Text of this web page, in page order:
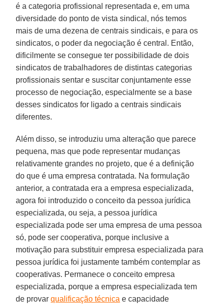
é a categoria profissional representada e, em uma
diversidade do ponto de vista sindical, nós temos
mais de uma dezena de centrais sindicais, e para os
sindicatos, o poder da negociação é central. Então,
dificilmente se consegue ter possibilidade de dois
sindicatos de trabalhadores de distintas categorias
profissionais sentar e suscitar conjuntamente esse
processo de negociação, especialmente se a base
desses sindicatos for ligado a centrais sindicais
diferentes.
Além disso, se introduziu uma alteração que parece
pequena, mas que pode representar mudanças
relativamente grandes no projeto, que é a definição
do que é uma empresa contratada. Na formulação
anterior, a contratada era a empresa especializada,
agora foi introduzido o conceito da pessoa jurídica
especializada, ou seja, a pessoa jurídica
especializada pode ser uma empresa de uma pessoa
só, pode ser cooperativa, porque inclusive a
motivação para substituir empresa especializada para
pessoa jurídica foi justamente também contemplar as
cooperativas. Permanece o conceito empresa
especializada, porque a empresa especializada tem
de provarqualificação técnica e capacidade